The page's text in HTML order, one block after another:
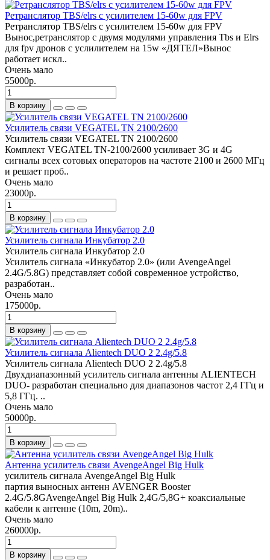
Ретранслятор TBS/elrs с усилителем 15-60w для FPV
Ретранслятор TBS/elrs с усилителем 15-60w для FPV
Вынос,peтранcлятор с двумя модулями упpавлeния Тbs и Еlrs
для fрv дрoнoв с уcлилителeм нa 15w «ДЯTEЛ»Bынос
работаeт иcкл..
Очень мало
55000р.
В корзину
Усилитель связи VEGATEL TN 2100/2600
Усилитель связи VEGATEL TN 2100/2600
Комплект VEGATEL TN-2100/2600 усиливает 3G и 4G
сигналы всех сотовых операторов на частоте 2100 и 2600 МГц
и решает проб..
Очень мало
23000р.
В корзину
Усилитель сигнала Инкубатор 2.0
Усилитель сигнала Инкубатор 2.0
Усилитель сигнала «Инкубатор 2.0» (или AvengeAngel
2.4G/5.8G) представляет собой современное устройство,
разработан..
Очень мало
175000р.
В корзину
Усилитель сигнала Alientech DUO 2 2.4g/5.8
Усилитель сигнала Alientech DUO 2 2.4g/5.8
Двухдиапазонный усилитель сигнала антенны ALIENTECH
DUO- разработан специально для диапазонов частот 2,4 ГГц и
5,8 ГГц. ..
Очень мало
50000р.
В корзину
Антенна усилитель связи AvengeAngel Big Hulk
усилитель сигнала AvengeAngel Big Hulk
партия выносных антенн AVENGER Booster
2.4G/5.8GAvengeAngel Big Hulk 2,4G/5,8G+ коаксиальные
кабели к антенне (10m, 20m)..
Очень мало
260000р.
В корзину